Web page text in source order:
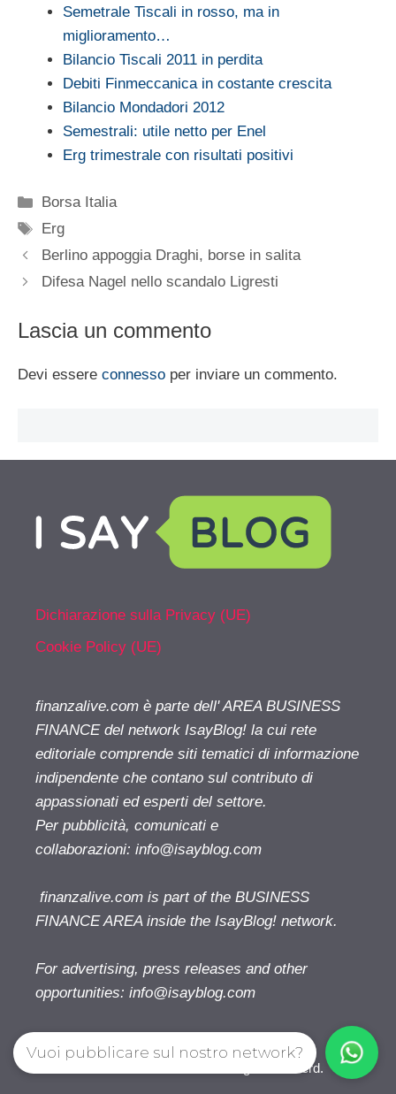
Semetrale Tiscali in rosso, ma in
miglioramento…
Bilancio Tiscali 2011 in perdita
Debiti Finmeccanica in costante crescita
Bilancio Mondadori 2012
Semestrali: utile netto per Enel
Erg trimestrale con risultati positivi
Categorie
Borsa Italia
Tag
Erg
Berlino appoggia Draghi, borse in salita
Difesa Nagel nello scandalo Ligresti
Lascia un commento
Devi essere connesso per inviare un commento.
Dichiarazione sulla Privacy (UE)
Cookie Policy (UE)
finanzalive.com è parte dell' AREA BUSINESS
FINANCE del network IsayBlog! la cui rete
editoriale comprende siti tematici di informazione
indipendente che contano sul contributo di
appassionati ed esperti del settore.
Per pubblicità, comunicati e
collaborazioni: info@isayblog.com
finanzalive.com is part of the BUSINESS
FINANCE AREA inside the IsayBlog! network.
For advertising, press releases and other
opportunities: info@isayblog.com
Finanzalive.com © 2026. All right reserverd.
Vuoi pubblicare sul nostro network?